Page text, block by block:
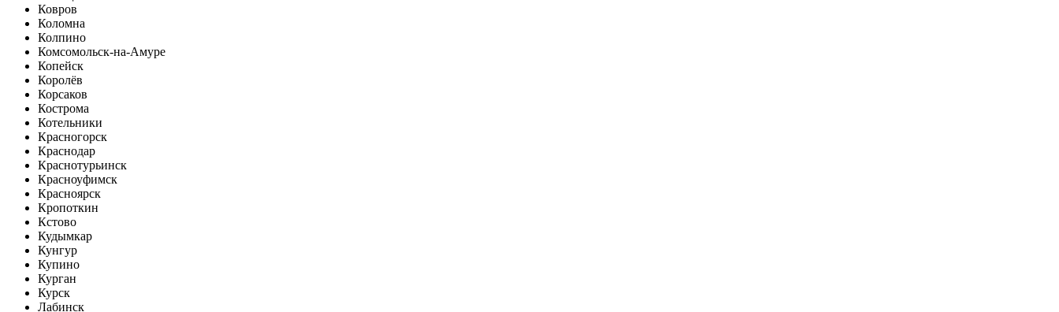
Ковров
Коломна
Колпино
Комсомольск-на-Амуре
Копейск
Королёв
Корсаков
Кострома
Котельники
Красногорск
Краснодар
Краснотурьинск
Красноуфимск
Красноярск
Кропоткин
Кстово
Кудымкар
Кунгур
Купино
Курган
Курск
Лабинск